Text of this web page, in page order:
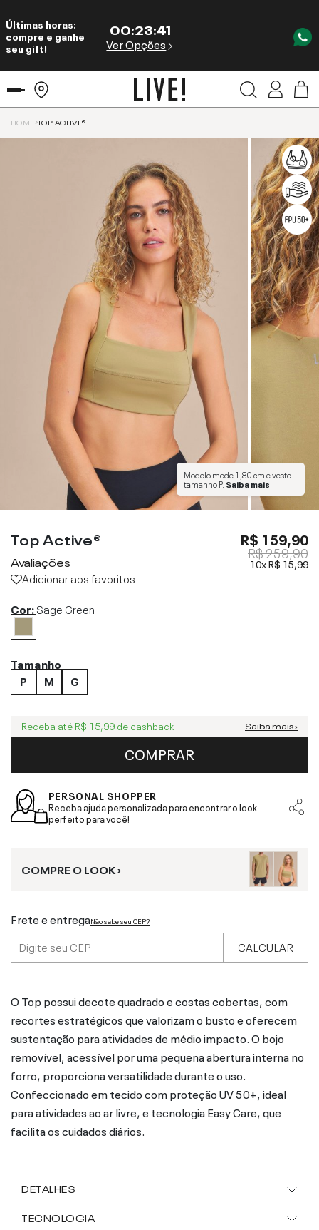
Últimas horas:
compre e ganhe
seu gift!
00:23:41
Ver Opções
HOME TOP ACTIVE®
Modelo mede1,80 cme veste
tamanhoP. Saiba mais
Top Active®
Avaliações
Adicionar aos favoritos
R$ 159,90
R$ 259,90
10xR$ 15,99
Cor:Sage Green
Tamanho
P
M G
Receba até R$ 15,99 de cashback Saiba mais ›
COMPRAR
PERSONAL SHOPPER
Receba ajuda personalizada para encontrar o look
perfeito para você!
COMPRE O LOOK ›
Frete e entregaNão sabe seu CEP?
CALCULAR
O Top possui decote quadrado e costas cobertas, com
recortes estratégicos que valorizam o busto e oferecem
sustentação para atividades de médio impacto. O bojo
removível, acessível por uma pequena abertura interna no
forro, proporciona versatilidade durante o uso.
Confeccionado em tecido com proteção UV 50+, ideal
para atividades ao ar livre, e tecnologia Easy Care, que
facilita os cuidados diários.
DETALHES
TECNOLOGIA